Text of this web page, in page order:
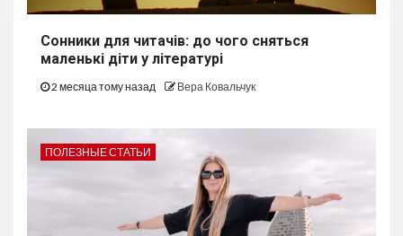
Сонники для читачів: до чого сняться
маленькі діти у літературі
2 месяца тому назад Вера Ковальчук
ПОЛЕЗНЫЕ СТАТЬИ